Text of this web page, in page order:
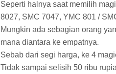
Seperti halnya saat memilih
8027, SMC 7047, YMC 801 /
Mungkin ada sebagian orang
mana diantara ke empatnya.
Sebab dari segi harga, ke 4
Tidak sampai selisih 50 ribu